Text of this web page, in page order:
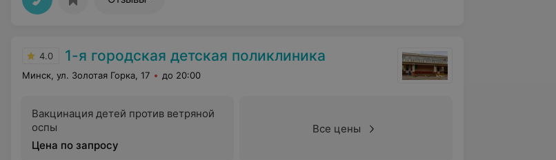
4.0 1-я городская детская поликлиника
Минск, ул. Золотая Горка, 17 до 20:00
Вакцинация детей против ветряной
оспы
Цена по запросу
Все цены